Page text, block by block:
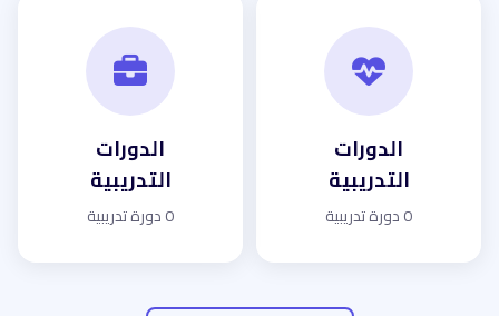
الدورات
التدريبية
0 دورة تدريبية
الدورات
التدريبية
0 دورة تدريبية